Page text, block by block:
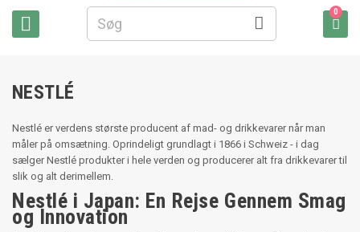
  
0
NESTLÉ
Nestlé er verdens største producent af mad- og drikkevarer når man
måler på omsætning. Oprindeligt grundlagt i 1866 i Schweiz - i dag
sælger Nestlé produkter i hele verden og producerer alt fra drikkevarer til
slik og alt derimellem.
Nestlé i Japan: En Rejse Gennem Smag
og Innovation